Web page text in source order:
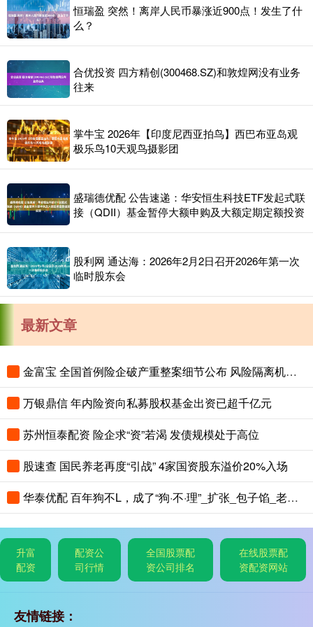
恒瑞盈 突然！离岸人民币暴涨近900点！发生了什
么？
合优投资 四方精创(300468.SZ)和敦煌网没有业务
往来
掌牛宝 2026年【印度尼西亚拍鸟】西巴布亚岛观
极乐鸟10天观鸟摄影团
盛瑞德优配 公告速递：华安恒生科技ETF发起式联
接（QDII）基金暂停大额申购及大额定期定额投资
股利网 通达海：2026年2月2日召开2026年第一次
临时股东会
最新文章
金富宝 全国首例险企破产重整案细节公布 风险隔离机制保障保单债权人权益
万银鼎信 年内险资向私募股权基金出资已超千亿元
苏州恒泰配资 险企求“资”若渴 发债规模处于高位
股速查 国民养老再度“引战” 4家国资股东溢价20%入场
华泰优配 百年狗不L，成了“狗·不·理”_扩张_包子馅_老字号
升富
配资
配资公
司行情
全国股票配
资公司排名
在线股票配
资配资网站
友情链接：